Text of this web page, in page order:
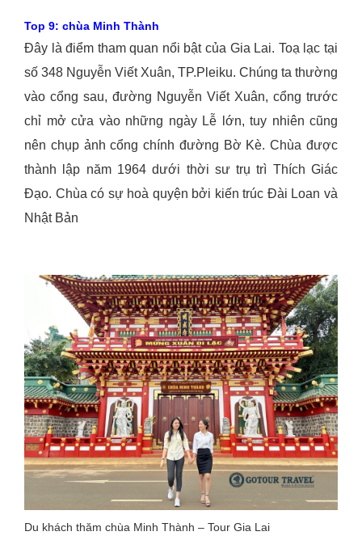
Top 9: chùa Minh Thành
Đây là điểm tham quan nổi bật của Gia Lai. Toạ lạc tại
số 348 Nguyễn Viết Xuân, TP.Pleiku. Chúng ta thường
vào cổng sau, đường Nguyễn Viết Xuân, cổng trước
chỉ mở cửa vào những ngày Lễ lớn, tuy nhiên cũng
nên chụp ảnh cổng chính đường Bờ Kè. Chùa được
thành lập năm 1964 dưới thời sư trụ trì Thích Giác
Đạo. Chùa có sự hoà quyện bởi kiến trúc Đài Loan và
Nhật Bản
Du khách thăm chùa Minh Thành – Tour Gia Lai